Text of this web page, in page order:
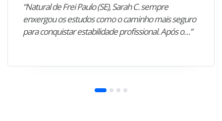
“Natural de Frei Paulo (SE), Sarah C. sempre
enxergou os estudos como o caminho mais seguro
para conquistar estabilidade profissional. Após o…”